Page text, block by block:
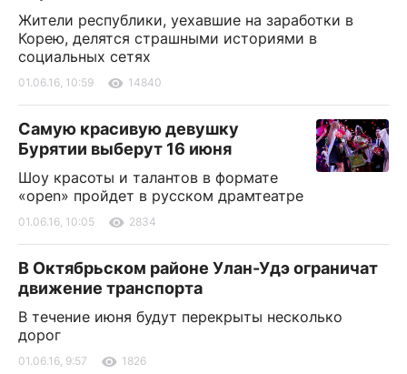
Жители республики, уехавшие на заработки в
Корею, делятся страшными историями в
социальных сетях
01.06.16, 10:59 14840
Самую красивую девушку
Бурятии выберут 16 июня
Шоу красоты и талантов в формате
«open» пройдет в русском драмтеатре
01.06.16, 10:05 2834
В Октябрьском районе Улан-Удэ ограничат
движение транспорта
В течение июня будут перекрыты несколько
дорог
01.06.16, 9:57 1826